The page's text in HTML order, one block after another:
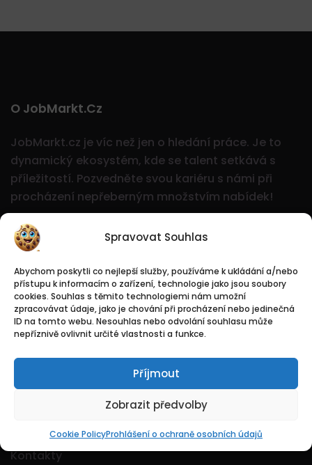
Spravovat Souhlas
Abychom poskytli co nejlepší služby, používáme k ukládání a/nebo
přístupu k informacím o zařízení, technologie jako jsou soubory
cookies. Souhlas s těmito technologiemi nám umožní
zpracovávat údaje, jako je chování při procházení nebo jedinečná
ID na tomto webu. Nesouhlas nebo odvolání souhlasu může
nepříznivě ovlivnit určité vlastnosti a funkce.
Příjmout
Zobrazit předvolby
Cookie PolicyProhlášení o ochraně osobních údajů
O JobMarkt.cz
JobMarkt.cz je víc než jen o hledání práce. Je to
dynamický ekosystém, kde se talent setkává s
příležitostí. Pozvedněte svou kariéru s námi při
procházení nepřeberným množstvím nabídek!
Logo Jobmarkt.cz ® je registrovaná ochranná
známka.
Kontakty